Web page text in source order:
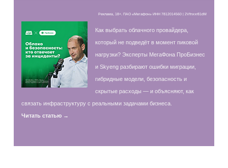
Реклама, 18+. ПАО «Мегафон» ИНН 7812014560 | 2Vfnxxr81dM
Как выбрать облачного провайдера,
который не подведёт в момент пиковой
нагрузки? Эксперты МегаФона ПроБизнес
и Skyeng разбирают ошибки миграции,
гибридные модели, безопасность и
скрытые расходы — и объясняют, как
связать инфраструктуру с реальными задачами бизнеса.
Читать статью →